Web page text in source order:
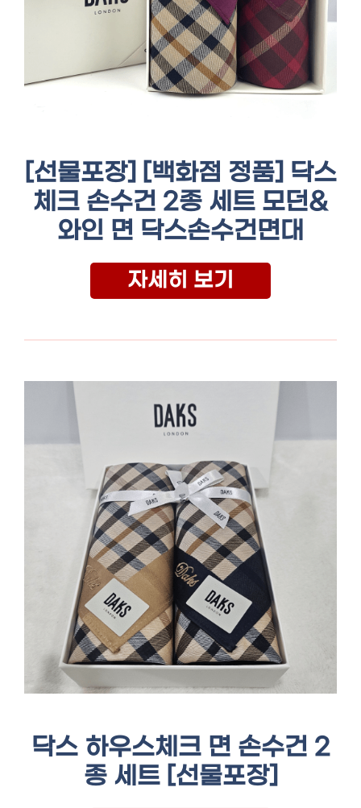
[선물포장] [백화점 정품] 닥스
체크 손수건 2종 세트 모던&
와인 면 닥스손수건면대
자세히 보기
닥스 하우스체크 면 손수건 2
종 세트 [선물포장]